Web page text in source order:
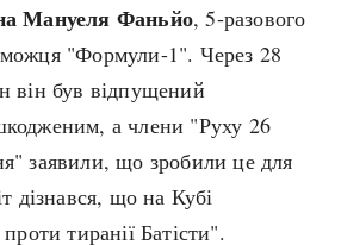
Мануеля Фаньйо, 5-разового
"Формули-1". Через 28
він був відпущений
а члени "Руху 26
заявили, що зробили це для
дізнався, що на Кубі
тиранії Батісти".